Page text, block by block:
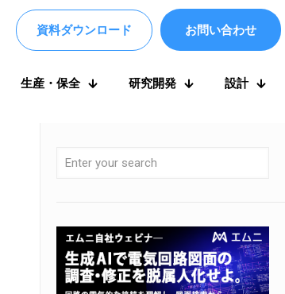
資料ダウンロード お問い合わせ
生産・保全 研究開発 設計